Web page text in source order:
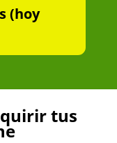
(hoy
tus